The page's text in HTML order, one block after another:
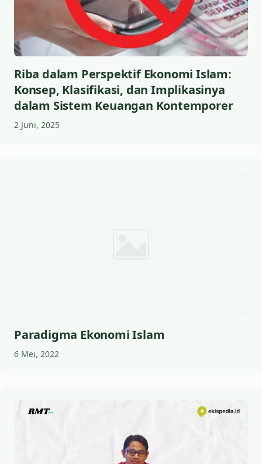
Riba dalam Perspektif Ekonomi Islam:
Konsep, Klasifikasi, dan Implikasinya
dalam Sistem Keuangan Kontemporer
2 Juni, 2025
Paradigma Ekonomi Islam
6 Mei, 2022